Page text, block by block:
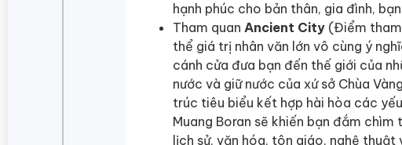
hạnh phúc cho bản thân, gia đình,
Tham quan Ancient City (Điểm
thể giá trị nhân văn lớn vô cùng ý
cánh cửa đưa bạn đến thế giới của
nước và giữ nước của xứ sở Chùa
trúc tiêu biểu kết hợp hài hòa các
Muang Boran sẽ khiến bạn đắm
lịch sử, văn hóa, tôn giáo, nghệ